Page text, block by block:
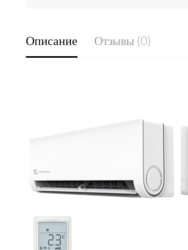
Описание Отзывы (0)